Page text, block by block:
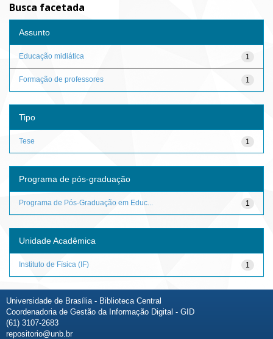
Busca facetada
Assunto
1
Educação midiática
1
Formação de professores
Tipo
1
Tese
Programa de pós-graduação
1
Programa de Pós-Graduação em Educ...
Unidade Acadêmica
1
Instituto de Física (IF)
Universidade de Brasília - Biblioteca Central
Coordenadoria de Gestão da Informação Digital - GID
(61) 3107-2683
repositorio@unb.br